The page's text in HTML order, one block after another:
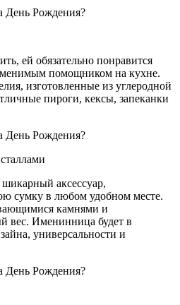
ей обязательно понравится
помощником на кухне.
изготовленные из углеродной
пироги, кексы, запеканки
аксессуар,
сумку в любом удобном месте.
камнями и
вес. Именинница будет в
универсальности и